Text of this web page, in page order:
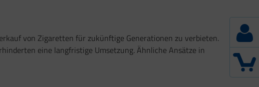
von Zigaretten für zukünftige Generationen zu verbieten.
eine langfristige Umsetzung. Ähnliche Ansätze in